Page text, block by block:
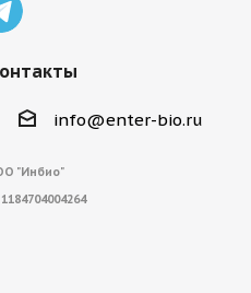
info@enter-bio.ru
"Инбио"
1184704004264